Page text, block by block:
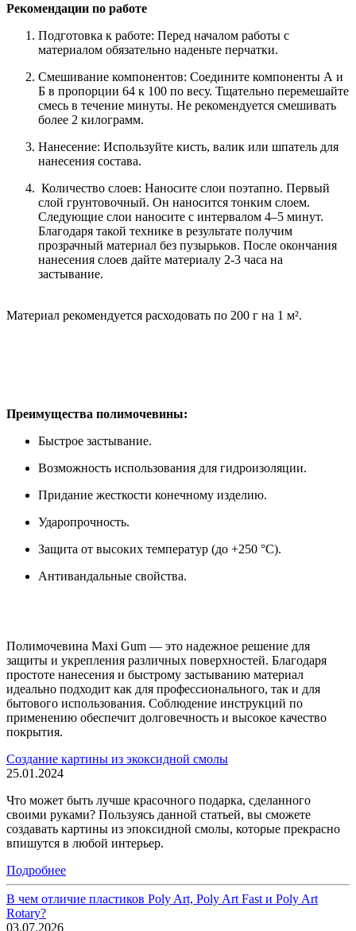
Рекомендации по работе
Подготовка к работе: Перед началом работы с
материалом обязательно наденьте перчатки.
Смешивание компонентов: Соедините компоненты А и
Б в пропорции 64 к 100 по весу. Тщательно перемешайте
смесь в течение минуты. Не рекомендуется смешивать
более 2 килограмм.
Нанесение: Используйте кисть, валик или шпатель для
нанесения состава.
Количество слоев: Наносите слои поэтапно. Первый
слой грунтовочный. Он наносится тонким слоем.
Следующие слои наносите с интервалом 4–5 минут.
Благодаря такой технике в результате получим
прозрачный материал без пузырьков. После окончания
нанесения слоев дайте материалу 2-3 часа на
застывание.
Материал рекомендуется расходовать по 200 г на 1 м².
Преимущества полимочевины:
Быстрое застывание.
Возможность использования для гидроизоляции.
Придание жесткости конечному изделию.
Ударопрочность.
Защита от высоких температур (до +250 °C).
Антивандальные свойства.
Полимочевина Maxi Gum — это надежное решение для
защиты и укрепления различных поверхностей. Благодаря
простоте нанесения и быстрому застыванию материал
идеально подходит как для профессионального, так и для
бытового использования. Соблюдение инструкций по
применению обеспечит долговечность и высокое качество
покрытия.
Создание картины из экоксидной смолы
25.01.2024
Что может быть лучше красочного подарка, сделанного
своими руками? Пользуясь данной статьей, вы сможете
создавать картины из эпоксидной смолы, которые прекрасно
впишутся в любой интерьер.
Подробнее
В чем отличие пластиков Poly Art, Poly Art Fast и Poly Art
Rotary?
03.07.2026